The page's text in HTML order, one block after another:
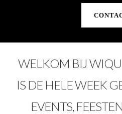
WELKOM BIJ
IS DE HELE WEEK
EVENTS,